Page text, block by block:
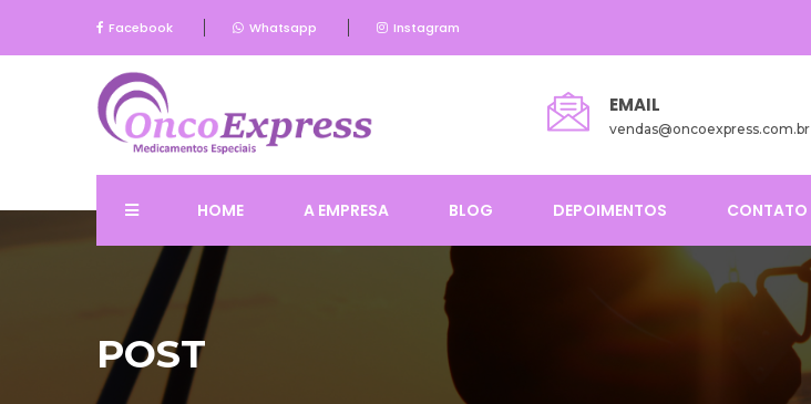
Facebook Whatsapp Instagram
EMAIL
vendas@oncoexpress.com.br
HOME A EMPRESA BLOG DEPOIMENTOS CONTATO
POST